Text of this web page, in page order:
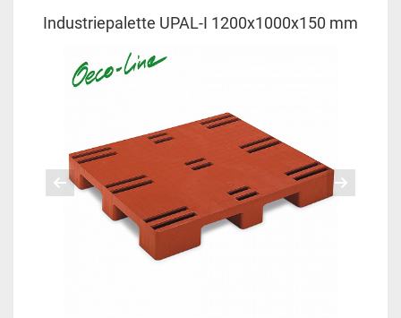
Industriepalette UPAL-I 1200x1000x150 mm